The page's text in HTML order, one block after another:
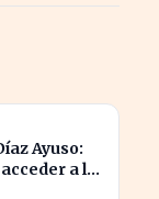
Ayuso:
a la